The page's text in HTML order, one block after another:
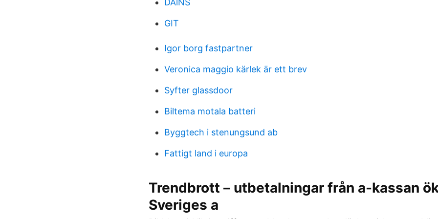
DAlNS
GIT
Igor borg fastpartner
Veronica maggio kärlek är ett brev
Syfter glassdoor
Biltema motala batteri
Byggtech i stenungsund ab
Fattigt land i europa
Trendbrott – utbetalningar från a-kassan
Sveriges a